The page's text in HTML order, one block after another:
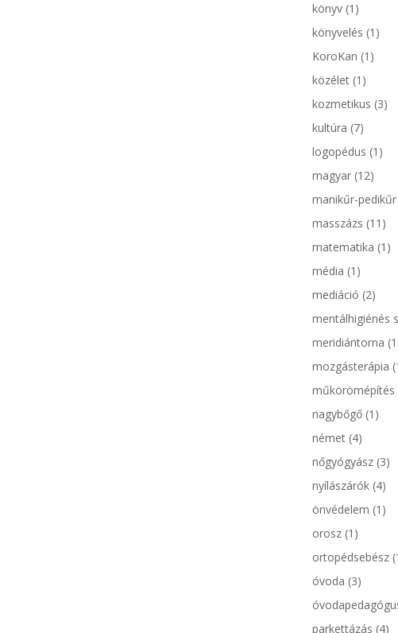
könyv(1)
könyvelés (1)
KoroKan (1)
közélet(1)
kozmetikus (3)
kultúra (7)
logopédus (1)
magyar(12)
manikűr-pedikűr
masszázs (11)
matematika (1)
média (1)
mediáció (2)
mentálhigiénés
meridiántorna
mozgásterápia
műkörömépítés
nagybőgő(1)
német(4)
nőgyógyász(3)
nyílászárók(4)
önvédelem (1)
orosz(1)
ortopédsebész
óvoda (3)
parkettázás (4)